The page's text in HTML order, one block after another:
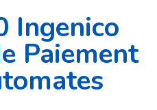
Ingenico
Paiement